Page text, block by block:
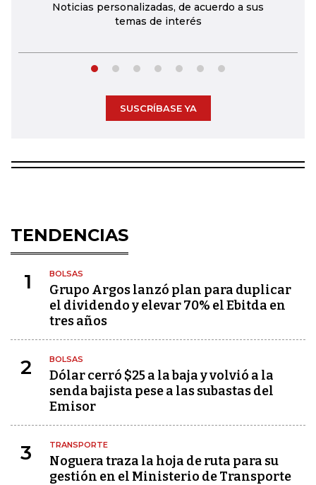
Noticias personalizadas, de acuerdo a sus
temas de interés
SUSCRÍBASE YA
TENDENCIAS
1 BOLSAS
Grupo Argos lanzó plan para duplicar
el dividendo y elevar 70% el Ebitda en
tres años
2 BOLSAS
Dólar cerró $25 a la baja y volvió a la
senda bajista pese a las subastas del
Emisor
3 TRANSPORTE
Noguera traza la hoja de ruta para su
gestión en el Ministerio de Transporte